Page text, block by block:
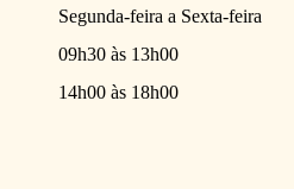
Segunda-feira a Sexta-feira
09h30 às 13h00
14h00 às 18h00